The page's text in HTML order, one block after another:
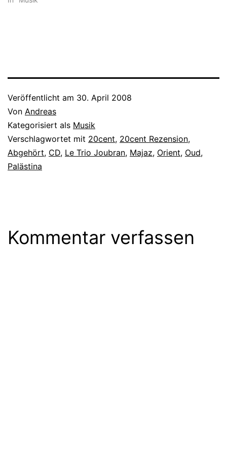
Veröffentlicht am 30. April 2008
Von Andreas
Kategorisiert als Musik
Verschlagwortet mit 20cent, 20cent Rezension,
Abgehört, CD, Le Trio Joubran, Majaz, Orient, Oud,
Palästina
Kommentar verfassen